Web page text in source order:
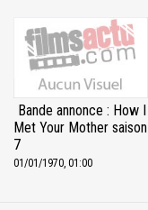
Bande annonce : How I
Met Your Mother saison
7
01/01/1970, 01:00